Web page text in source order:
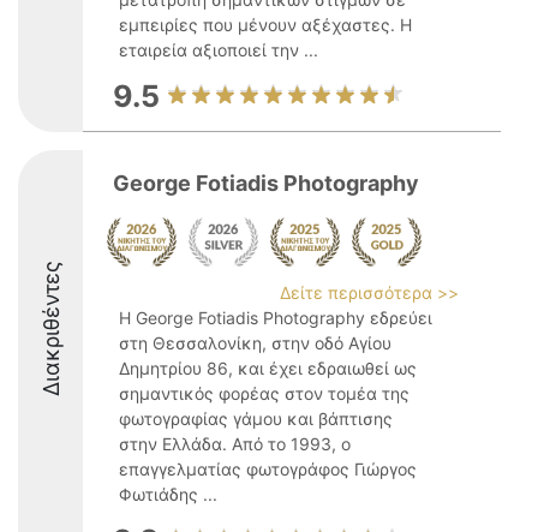
εμπειρίες που μένουν αξέχαστες. Η
εταιρεία αξιοποιεί την ...
9.5
Διακριθέντες
George Fotiadis Photography
Δείτε περισσότερα >>
Η George Fotiadis Photography εδρεύει
στη Θεσσαλονίκη, στην οδό Αγίου
Δημητρίου 86, και έχει εδραιωθεί ως
σημαντικός φορέας στον τομέα της
φωτογραφίας γάμου και βάπτισης
στην Ελλάδα. Από το 1993, ο
επαγγελματίας φωτογράφος Γιώργος
Φωτιάδης ...